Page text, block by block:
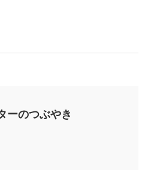
ーのつぶやき